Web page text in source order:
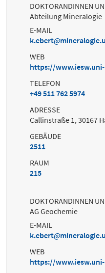
DOKTORANDINNEN
Abteilung Mineralogie
E-MAIL
k.ebert
WEB
https://
TELEFON
+49 511 762 5974
ADRESSE
Callinstraße 1, 30167
GEBÄUDE
2511
RAUM
215
DOKTORANDINNEN
AG Geochemie
E-MAIL
k.ebert
WEB
https://